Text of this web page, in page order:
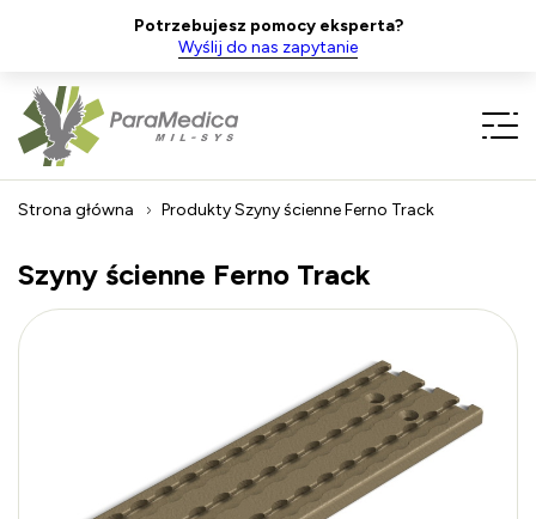
Potrzebujesz pomocy eksperta?
Wyślij do nas zapytanie
Strona główna ProduktySzyny ścienne Ferno Track
Szyny ścienne Ferno Track